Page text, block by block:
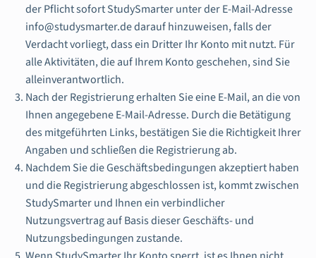
der Pflicht sofort StudySmarter unter der E-Mail-Adresse
info@studysmarter.de darauf hinzuweisen, falls der
Verdacht vorliegt, dass ein Dritter Ihr Konto mit nutzt. Für
alle Aktivitäten, die auf Ihrem Konto geschehen, sind Sie
alleinverantwortlich.
Nach der Registrierung erhalten Sie eine E-Mail, an die von
Ihnen angegebene E-Mail-Adresse. Durch die Betätigung
des mitgeführten Links, bestätigen Sie die Richtigkeit Ihrer
Angaben und schließen die Registrierung ab.
Nachdem Sie die Geschäftsbedingungen akzeptiert haben
und die Registrierung abgeschlossen ist, kommt zwischen
StudySmarter und Ihnen ein verbindlicher
Nutzungsvertrag auf Basis dieser Geschäfts- und
Nutzungsbedingungen zustande.